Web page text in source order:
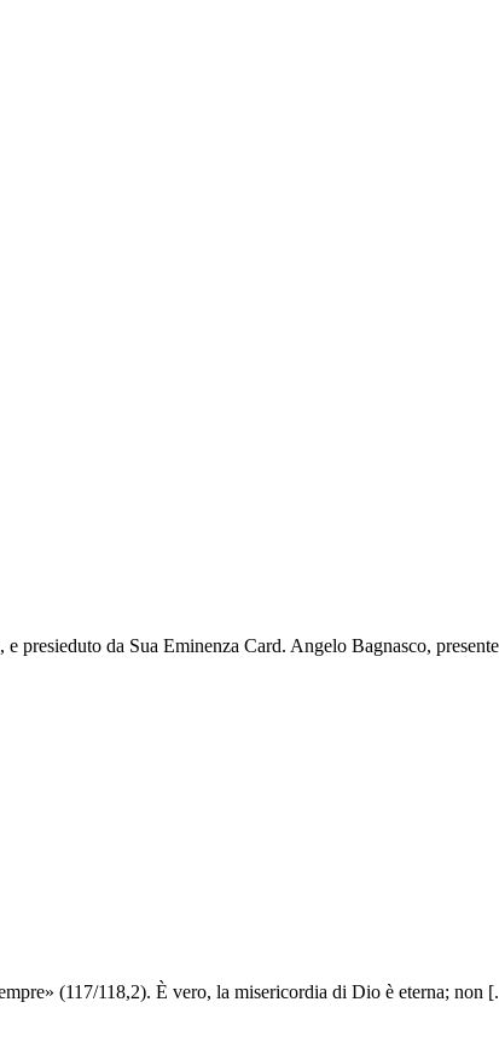
da Sua Eminenza Card. Angelo Bagnasco,
(117/118,2). È vero, la misericordia di Dio è eterna; non